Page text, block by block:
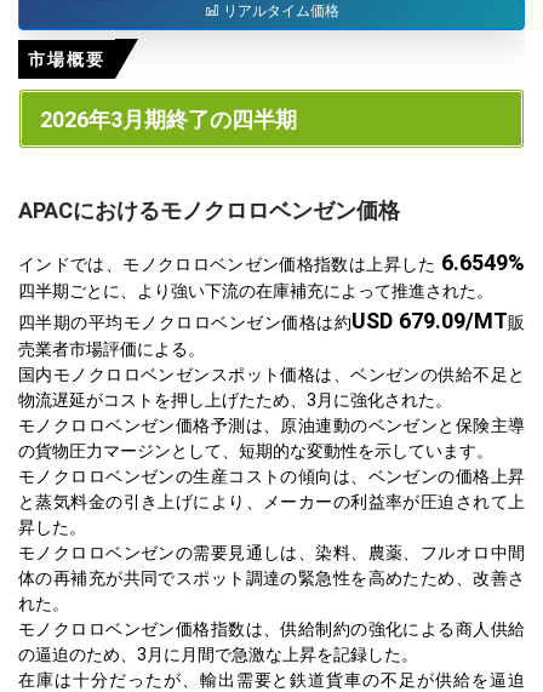
リアルタイム価格
市場概要
2026年3月期終了の四半期
APACにおけるモノクロロベンゼン価格
インドでは、モノクロロベンゼン価格指数は上昇した 6.6549%
四半期ごとに、より強い下流の在庫補充によって推進された。
四半期の平均モノクロロベンゼン価格は約USD 679.09/MT販
売業者市場評価による。
国内モノクロロベンゼンスポット価格は、ベンゼンの供給不足と
物流遅延がコストを押し上げたため、3月に強化された。
モノクロロベンゼン価格予測は、原油連動のベンゼンと保険主導
の貨物圧力マージンとして、短期的な変動性を示しています。
モノクロロベンゼンの生産コストの傾向は、ベンゼンの価格上昇
と蒸気料金の引き上げにより、メーカーの利益率が圧迫されて上
昇した。
モノクロロベンゼンの需要見通しは、染料、農薬、フルオロ中間
体の再補充が共同でスポット調達の緊急性を高めたため、改善さ
れた。
モノクロロベンゼン価格指数は、供給制約の強化による商人供給
の逼迫のため、3月に月間で急激な上昇を記録した。
在庫は十分だったが、輸出需要と鉄道貨車の不足が供給を逼迫